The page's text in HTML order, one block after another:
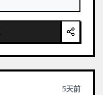
5天前